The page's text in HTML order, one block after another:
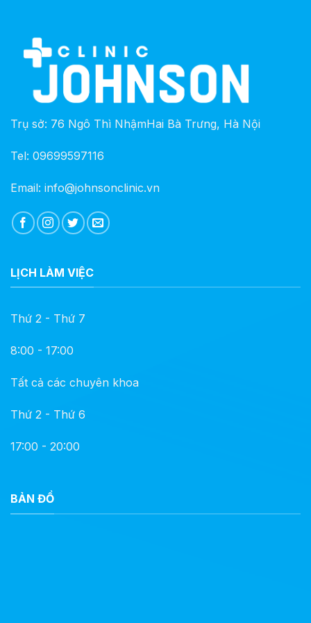
Trụ sở: 76 Ngô Thì NhậmHai Bà Trưng, Hà Nội
Tel: 09699597116
Email: info@johnsonclinic.vn
LỊCH LÀM VIỆC
Thứ 2 - Thứ 7
8:00 - 17:00
Tất cả các chuyên khoa
Thứ 2 - Thứ 6
17:00 - 20:00
BẢN ĐỒ